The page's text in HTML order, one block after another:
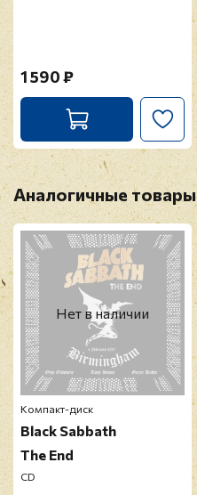
1 590 ₽
Аналогичные товары
Нет в наличии
Компакт-диск
Black Sabbath
The End
CD